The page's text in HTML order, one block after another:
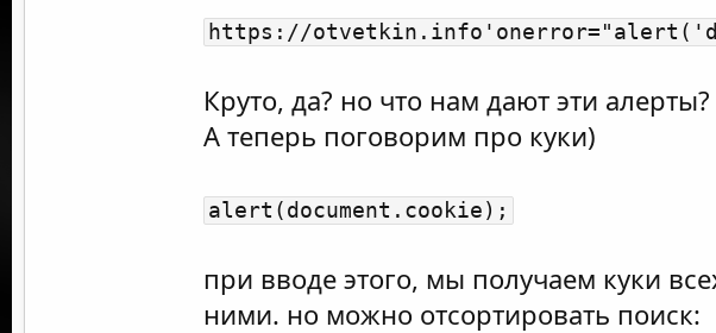
https://
Круто, да? но что нам дают эти алерты?
А теперь поговорим про куки)
alert(document.cookie);
при вводе этого, мы получаем куки
ними. но можно отсортировать поиск: